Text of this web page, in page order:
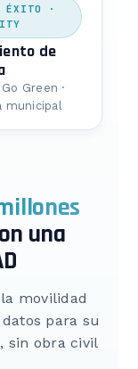
ÉXITO ·
de
Green ·
municipal
una
movilidad
para su
sin obra civil